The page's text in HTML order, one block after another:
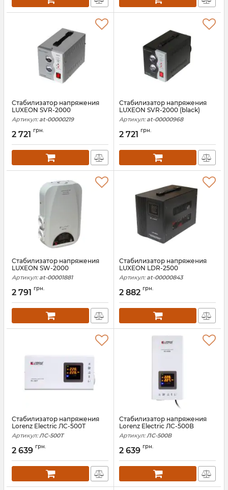
Стабилизатор напряжения
LUXEON SVR-2000
Артикул: at-00000219
2 721 грн.
Стабилизатор напряжения
LUXEON SVR-2000 (black)
Артикул: at-00000968
2 721 грн.
Стабилизатор напряжения
LUXEON SW-2000
Артикул: at-00001881
2 791 грн.
Стабилизатор напряжения
LUXEON LDR-2500
Артикул: at-00000843
2 882 грн.
Стабилизатор напряжения
Lorenz Electric ЛС-500Т
Артикул: ЛС-500Т
2 639 грн.
Стабилизатор напряжения
Lorenz Electric ЛС-500В
Артикул: ЛС-500В
2 639 грн.